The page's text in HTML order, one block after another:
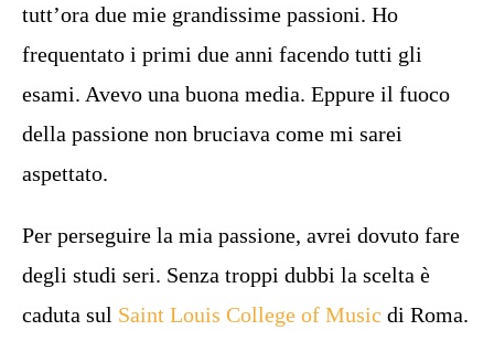
tutt’ora due mie grandissime passioni. Ho
frequentato i primi due anni facendo tutti gli
esami. Avevo una buona media. Eppure il fuoco
della passione non bruciava come mi sarei
aspettato.
Per perseguire la mia passione, avrei dovuto fare
degli studi seri. Senza troppi dubbi la scelta è
caduta sul Saint Louis College of Music di Roma.